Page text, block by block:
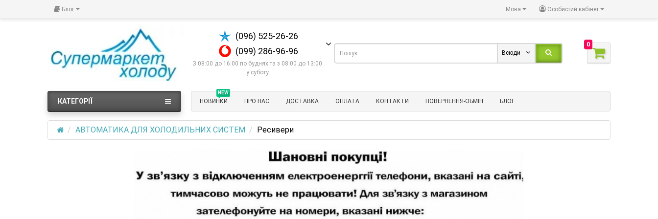
Блог Особистий кабінет
Мова
(096) 525-26-26
(099) 286-96-96
З 08:00 до 16:00 по буднях та з 08:00 до 13:00
у суботу
0
Всюди
NEW
НОВИНКИ ПРО НАС ДОСТАВКА ОПЛАТА КОНТАКТИ ПОВЕРНЕННЯ-ОБМІН БЛОГ
КАТЕГОРІЇ
АВТОМАТИКА ДЛЯ ХОЛОДИЛЬНИХ СИСТЕМ Ресивери